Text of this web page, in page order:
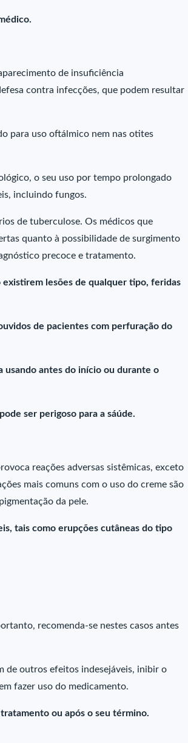
de insuficiência
contra infecções, que podem resultar
para uso oftálmico nem nas otites
o seu uso por tempo prolongado
incluindo fungos.
de tuberculose. Os médicos que
quanto à possibilidade de surgimento
precoce e tratamento.
existirem lesões de qualquer tipo, feridas
de pacientes com perfuração do
usando antes do início ou durante o
ser perigoso para a sáúde.
reações adversas sistêmicas, exceto
mais comuns com o uso do creme são
da pele.
tais como erupções cutâneas do tipo
recomenda-se nestes casos antes
de outros efeitos indesejáveis, inibir o
fazer uso do medicamento.
ou após o seu término.